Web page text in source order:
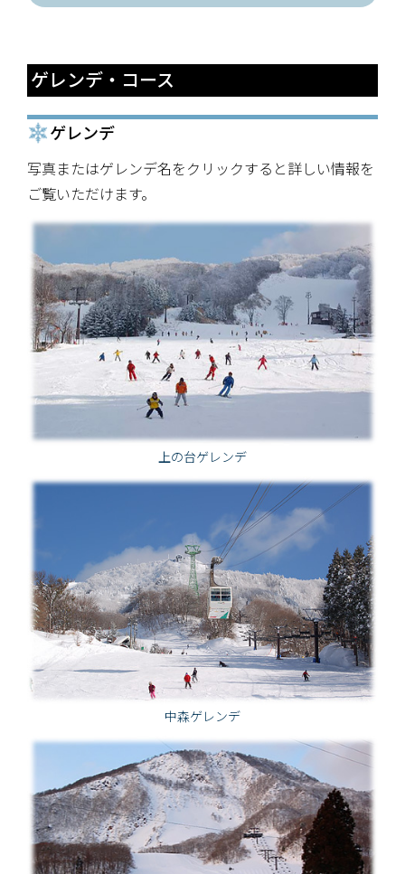
ゲレンデ・コース
ゲレンデ
写真またはゲレンデ名をクリックすると詳しい情報を
ご覧いただけます。
上の台ゲレンデ
中森ゲレンデ